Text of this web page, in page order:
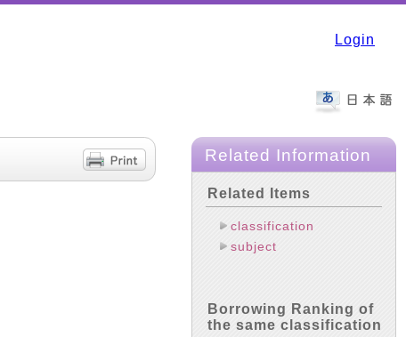
Login
Related Information
Related Items
classification
subject
Borrowing Ranking of
the same classification